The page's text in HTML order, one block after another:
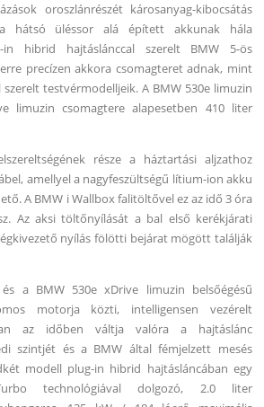
oroszlánrészét károsanyag-kibocsátás
hátsó üléssor alá épített akkunak hála
in hibrid hajtáslánccal szerelt BMW 5-ös
precízen akkora csomagteret adnak, mint
testvérmodelljeik. A BMW 530e limuzin
limuzin csomagtere alapesetben 410 liter
része a háztartási aljzathoz
amellyel a nagyfeszültségű lítium-ion akku
A BMW i Wallbox falitöltővel ez az idő 3 óra
Az aksi töltőnyílását a bal első kerékjárati
nyílás fölötti bejárat mögött találják
a BMW 530e xDrive limuzin belsőégésű
motorja közti, intelligensen vezérelt
az időben váltja valóra a hajtáslánc
szintjét és a BMW által fémjelzett mesés
modell plug-in hibrid hajtásláncában egy
technológiával dolgozó, 2.0 liter